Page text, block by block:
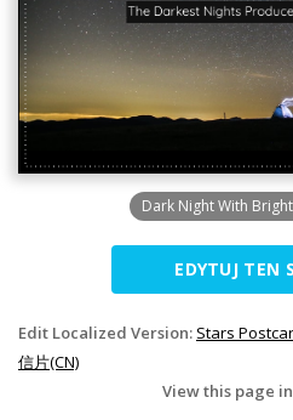
Dark Night With
EDYTUJ TEN
Edit Localized Version: Stars
信片(CN)
View this page